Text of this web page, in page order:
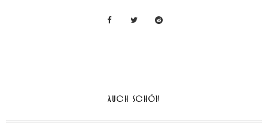
AUCH SCHÖN